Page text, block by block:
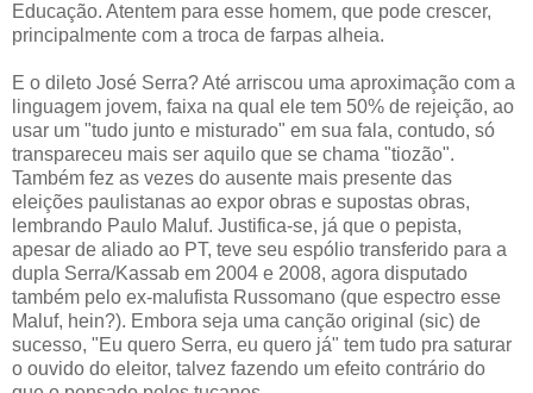
Educação. Atentem para esse homem, que pode crescer,
principalmente com a troca de farpas alheia.
E o dileto José Serra? Até arriscou uma aproximação com a
linguagem jovem, faixa na qual ele tem 50% de rejeição, ao
usar um "tudo junto e misturado" em sua fala, contudo, só
transpareceu mais ser aquilo que se chama "tiozão".
Também fez as vezes do ausente mais presente das
eleições paulistanas ao expor obras e supostas obras,
lembrando Paulo Maluf. Justifica-se, já que o pepista,
apesar de aliado ao PT, teve seu espólio transferido para a
dupla Serra/Kassab em 2004 e 2008, agora disputado
também pelo ex-malufista Russomano (que espectro esse
Maluf, hein?). Embora seja uma canção original (sic) de
sucesso, "Eu quero Serra, eu quero já" tem tudo pra saturar
o ouvido do eleitor, talvez fazendo um efeito contrário do